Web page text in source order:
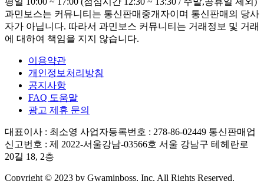
과민보스는 커뮤니티는 통신판매중개자이며 통신판매의 당사
자가 아닙니다. 따라서 과민보스 커뮤니티는 거래정보 및 거래
에 대하여 책임을 지지 않습니다.
이용약관
개인정보처리방침
공지사항
FAQ 도움말
광고 제휴 문의
대표이사 : 최소영 사업자등록번호 : 278-86-02449 통신판매업
신고번호 : 제 2022-서울강남-03566호 서울 강남구 테헤란로
20길 18, 2층
Copyright © 2023 by Gwaminboss, Inc. All Rights Reserved.